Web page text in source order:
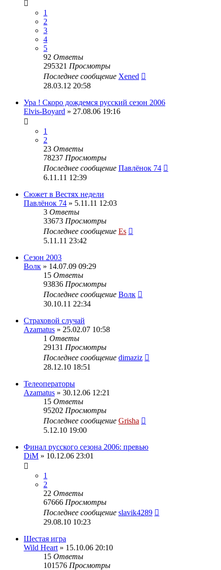
1
2
3
4
5
92 Ответы
295321 Просмотры
Последнее сообщение Xened
28.03.12 20:58
Ура ! Скоро дождемся русский сезон 2006
Elvis-Boyard » 27.08.06 19:16
1
2
23 Ответы
78237 Просмотры
Последнее сообщение Павлёнок 74
6.11.11 12:39
Сюжет в Вестях недели
Павлёнок 74 » 5.11.11 12:03
3 Ответы
33673 Просмотры
Последнее сообщение Es
5.11.11 23:42
Сезон 2003
Волк » 14.07.09 09:29
15 Ответы
93836 Просмотры
Последнее сообщение Волк
30.10.11 22:34
Страховой случай
Azamatus » 25.02.07 10:58
1 Ответы
29131 Просмотры
Последнее сообщение dimaziz
28.12.10 18:51
Телеоператоры
Azamatus » 30.12.06 12:21
15 Ответы
95202 Просмотры
Последнее сообщение Grisha
5.12.10 19:00
Финал русского сезона 2006: превью
DiM » 10.12.06 23:01
1
2
22 Ответы
67666 Просмотры
Последнее сообщение slavik4289
29.08.10 10:23
Шестая игра
Wild Heart » 15.10.06 20:10
15 Ответы
101576 Просмотры